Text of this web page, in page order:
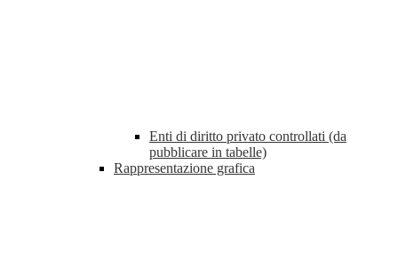
Enti di diritto privato controllati (da
pubblicare in tabelle)
Rappresentazione grafica